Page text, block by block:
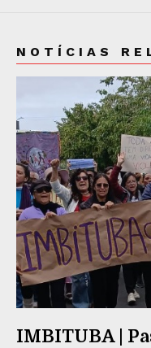
NOTÍCIAS
IMBITUBA |